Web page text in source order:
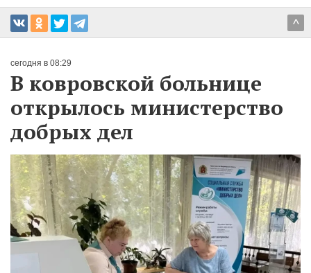
^
сегодня в 08:29
В ковровской больнице
открылось министерство
добрых дел